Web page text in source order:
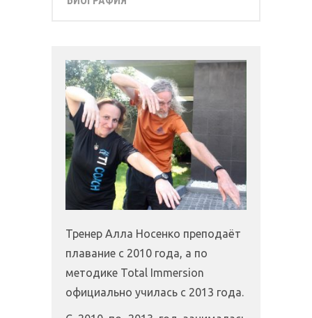
Тренер Алла Носенко преподаёт
плавание с 2010 года, а по
методике Total Immersion
официально училась с 2013 года.